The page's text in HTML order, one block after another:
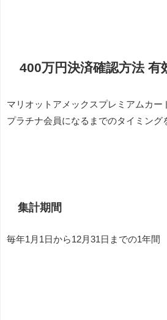
400万円決済確認方法 有
マリオットアメックスプレミアムカー
プラチナ会員になるまでのタイミング
集計期間
毎年1月1日から12月31日までの1年間